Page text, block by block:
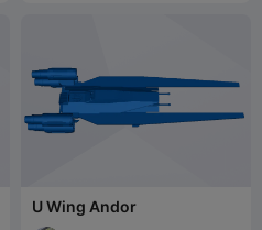
U Wing Andor